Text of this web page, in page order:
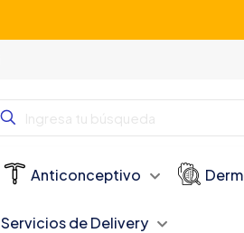
Anticonceptivo
Servicios de Delivery